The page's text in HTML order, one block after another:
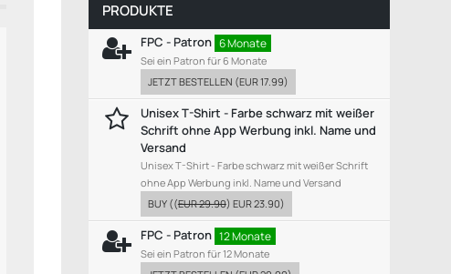
PRODUKTE
FPC - Patron 6 Monate
Sei ein Patron für 6 Monate
JETZT BESTELLEN (EUR 17.99)
Unisex T-Shirt - Farbe schwarz mit weißer
Schrift ohne App Werbung inkl. Name und
Versand
Unisex T-Shirt - Farbe schwarz mit weißer Schrift
ohne App Werbung inkl. Name und Versand
BUY ((EUR 29.90) EUR 23.90)
FPC - Patron 12 Monate
Sei ein Patron für 12 Monate